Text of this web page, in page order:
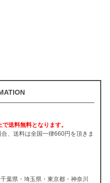
で送料無料となります。
、送料は全国一律660円を頂きま
葉県・埼玉県・東京都・神奈川